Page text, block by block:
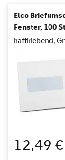
Elco
Fenster, 100
haftklebend,
12,49 €